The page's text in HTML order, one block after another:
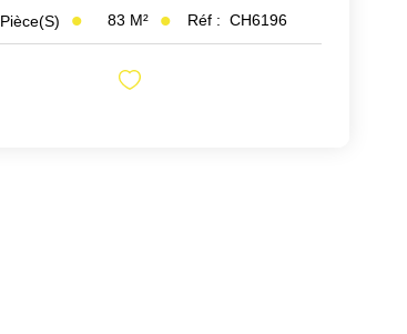
Pièce(s) 83 M² Réf : CH6196